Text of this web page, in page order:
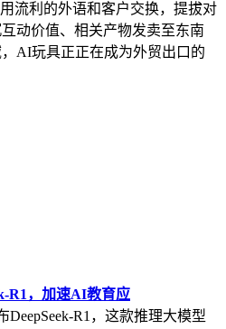
流利的外语和客户交换，提拔对
动价值、相关产物发卖至东南
AI玩具正正在成为外贸出口的
R1，加速AI教育应
DeepSeek-R1，这款推理大模型